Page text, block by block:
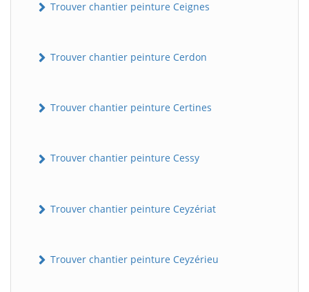
Trouver chantier peinture Ceignes
Trouver chantier peinture Cerdon
Trouver chantier peinture Certines
Trouver chantier peinture Cessy
Trouver chantier peinture Ceyzériat
Trouver chantier peinture Ceyzérieu